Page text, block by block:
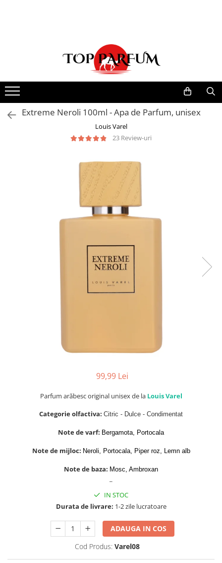
Pachete FEMEI
Pachete BARBATI
Pachete EL si EA
Parfumuri Condimentate
Parfumuri Exotice
Parfumuri Vanilate
Parfumuri de IARNA
Cadouri pentru EL
Al Fakhr Perfumes
Anfar London
Extreme Neroli 100ml - Apa de Parfum, unisex
Louis Varel
23 Review-uri
99,99 Lei
Parfum arăbesc original unisex de la Louis Varel
Categorie olfactiva: Citric - Dulce - Condimentat
Note de varf: Bergamota, Portocala
Note de mijloc: Neroli, Portocala, Piper roz, Lemn alb
Note de baza: Mosc, Ambroxan
IN STOC
Durata de livrare: 1-2 zile lucratoare
ADAUGA IN COS
Cod Produs: Varel08